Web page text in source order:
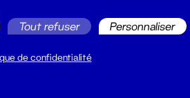
18h
Tout refuser Personnaliser
de confidentialité